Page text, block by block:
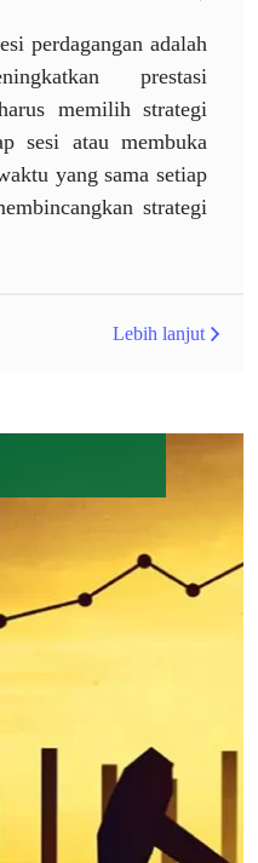
perdagangan adalah
prestasi
memilih strategi
sesi atau membuka
yang sama setiap
strategi
Lebih lanjut